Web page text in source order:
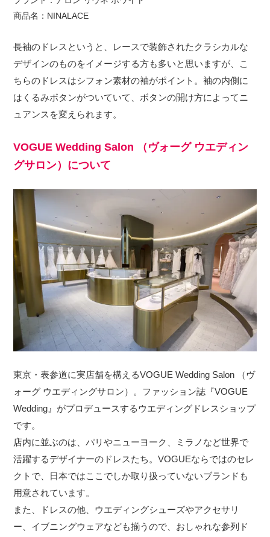
商品名：NINALACE
長袖のドレスというと、レースで装飾されたクラシカルな
デザインのものをイメージする方も多いと思いますが、こ
ちらのドレスはシフォン素材の袖がポイント。袖の内側に
はくるみボタンがついていて、ボタンの開け方によってニ
ュアンスを変えられます。
VOGUE Wedding Salon （ヴォーグ ウエディン
グサロン）について
東京・表参道に実店舗を構えるVOGUE Wedding Salon （ヴ
ォーグ ウエディングサロン）。ファッション誌『VOGUE
Wedding』がプロデュースするウエディングドレスショップ
です。
店内に並ぶのは、パリやニューヨーク、ミラノなど世界で
活躍するデザイナーのドレスたち。VOGUEならではのセレ
クトで、日本ではここでしか取り扱っていないブランドも
用意されています。
また、ドレスの他、ウエディングシューズやアクセサリ
ー、イブニングウェアなども揃うので、おしゃれな参列ド